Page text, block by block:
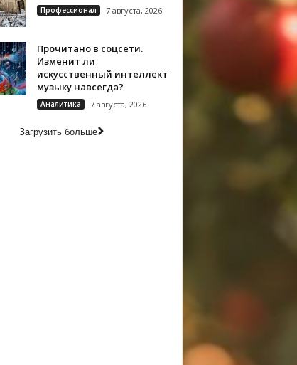
Профессионал 7 августа, 2026
Прочитано в соцсети.
Изменит ли
искусственный интеллект
музыку навсегда?
Аналитика 7 августа, 2026
Загрузить больше